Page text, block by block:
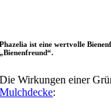
Phazelia ist eine wertvolle
„Bienenfreund“.
Die Wirkungen einer
Mulchdecke: